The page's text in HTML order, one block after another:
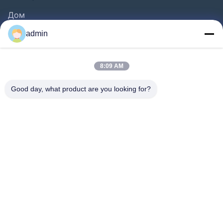
Дом
Продукты
Ролики
Путешествие Фабрики
admin
8:09 AM
Good day, what product are you looking for?